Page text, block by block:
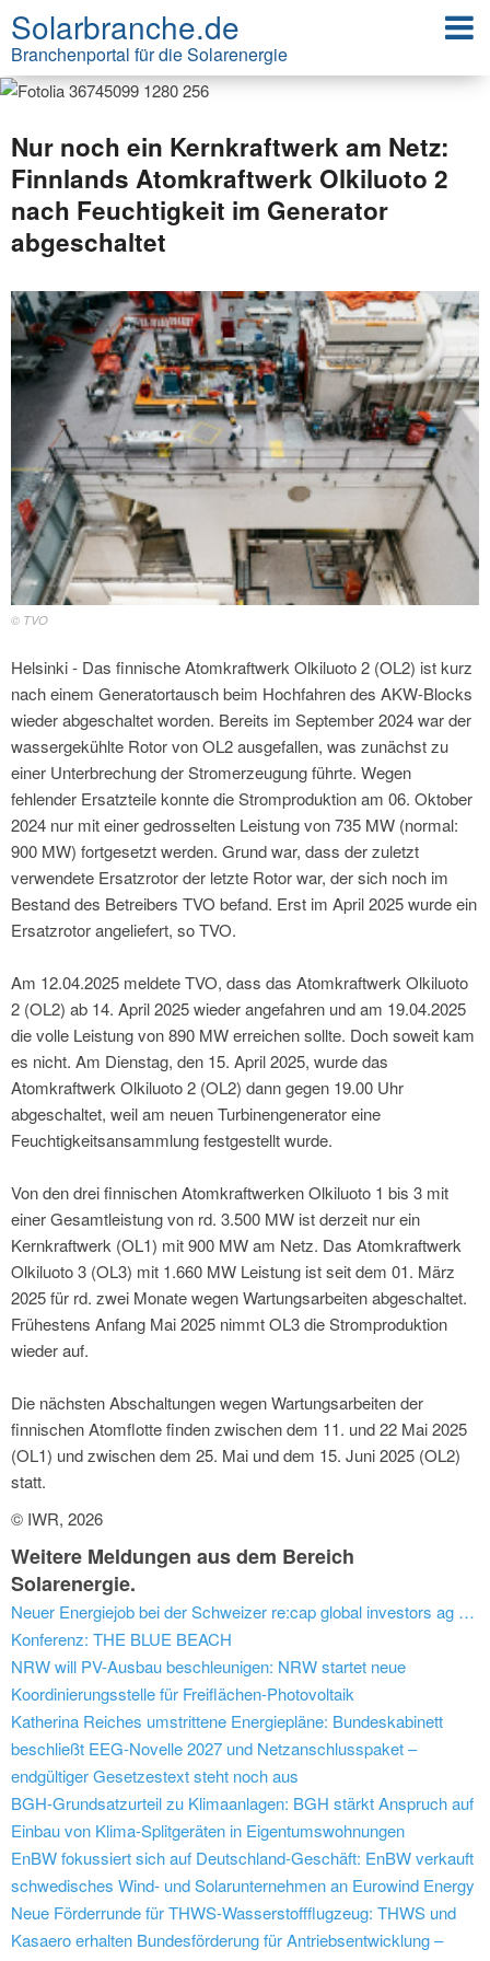
Solarbranche.de
Branchenportal für die Solarenergie
Nur noch ein Kernkraftwerk am Netz:
Finnlands Atomkraftwerk Olkiluoto 2
nach Feuchtigkeit im Generator
abgeschaltet
© TVO
Helsinki - Das finnische Atomkraftwerk Olkiluoto 2 (OL2) ist kurz
nach einem Generatortausch beim Hochfahren des AKW-Blocks
wieder abgeschaltet worden. Bereits im September 2024 war der
wassergekühlte Rotor von OL2 ausgefallen, was zunächst zu
einer Unterbrechung der Stromerzeugung führte. Wegen
fehlender Ersatzteile konnte die Stromproduktion am 06. Oktober
2024 nur mit einer gedrosselten Leistung von 735 MW (normal:
900 MW) fortgesetzt werden. Grund war, dass der zuletzt
verwendete Ersatzrotor der letzte Rotor war, der sich noch im
Bestand des Betreibers TVO befand. Erst im April 2025 wurde ein
Ersatzrotor angeliefert, so TVO.
Am 12.04.2025 meldete TVO, dass das Atomkraftwerk Olkiluoto
2 (OL2) ab 14. April 2025 wieder angefahren und am 19.04.2025
die volle Leistung von 890 MW erreichen sollte. Doch soweit kam
es nicht. Am Dienstag, den 15. April 2025, wurde das
Atomkraftwerk Olkiluoto 2 (OL2) dann gegen 19.00 Uhr
abgeschaltet, weil am neuen Turbinengenerator eine
Feuchtigkeitsansammlung festgestellt wurde.
Von den drei finnischen Atomkraftwerken Olkiluoto 1 bis 3 mit
einer Gesamtleistung von rd. 3.500 MW ist derzeit nur ein
Kernkraftwerk (OL1) mit 900 MW am Netz. Das Atomkraftwerk
Olkiluoto 3 (OL3) mit 1.660 MW Leistung ist seit dem 01. März
2025 für rd. zwei Monate wegen Wartungsarbeiten abgeschaltet.
Frühestens Anfang Mai 2025 nimmt OL3 die Stromproduktion
wieder auf.
Die nächsten Abschaltungen wegen Wartungsarbeiten der
finnischen Atomflotte finden zwischen dem 11. und 22 Mai 2025
(OL1) und zwischen dem 25. Mai und dem 15. Juni 2025 (OL2)
statt.
© IWR, 2026
Weitere Meldungen aus dem Bereich
Solarenergie.
Neuer Energiejob bei der Schweizer re:cap global investors ag (Zug): Technical Expert (m/w/d) im Bereich Erneuerbare Energien
Konferenz: THE BLUE BEACH
NRW will PV-Ausbau beschleunigen: NRW startet neue
Koordinierungsstelle für Freiflächen-Photovoltaik
Katherina Reiches umstrittene Energiepläne: Bundeskabinett
beschließt EEG-Novelle 2027 und Netzanschlusspaket –
endgültiger Gesetzestext steht noch aus
BGH-Grundsatzurteil zu Klimaanlagen: BGH stärkt Anspruch auf
Einbau von Klima-Splitgeräten in Eigentumswohnungen
EnBW fokussiert sich auf Deutschland-Geschäft: EnBW verkauft
schwedisches Wind- und Solarunternehmen an Eurowind Energy
Neue Förderrunde für THWS-Wasserstoffflugzeug: THWS und
Kasaero erhalten Bundesförderung für Antriebsentwicklung –